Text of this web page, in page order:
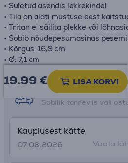
• Suletud asendis lekkekindel
• Tila on alati mustuse eest
• Tritan ei säilita plekke või
• Sobib nõudepesumasinas
• Kõrgus: 16,9 cm
• Ø: 7,1 cm
19.99 € LISA KORVI
Tarne võimalused
Sobilik tarneviis vali
Kauplusest kätte
07.08.2026
Vaata